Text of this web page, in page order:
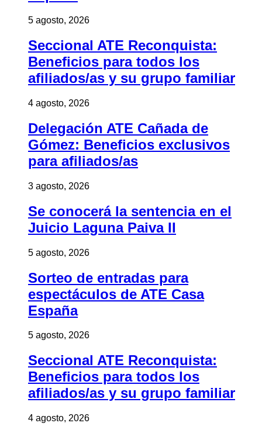
5 agosto, 2026
Seccional ATE Reconquista:
Beneficios para todos los
afiliados/as y su grupo familiar
4 agosto, 2026
Delegación ATE Cañada de
Gómez: Beneficios exclusivos
para afiliados/as
3 agosto, 2026
Se conocerá la sentencia en el
Juicio Laguna Paiva II
5 agosto, 2026
Sorteo de entradas para
espectáculos de ATE Casa
España
5 agosto, 2026
Seccional ATE Reconquista:
Beneficios para todos los
afiliados/as y su grupo familiar
4 agosto, 2026